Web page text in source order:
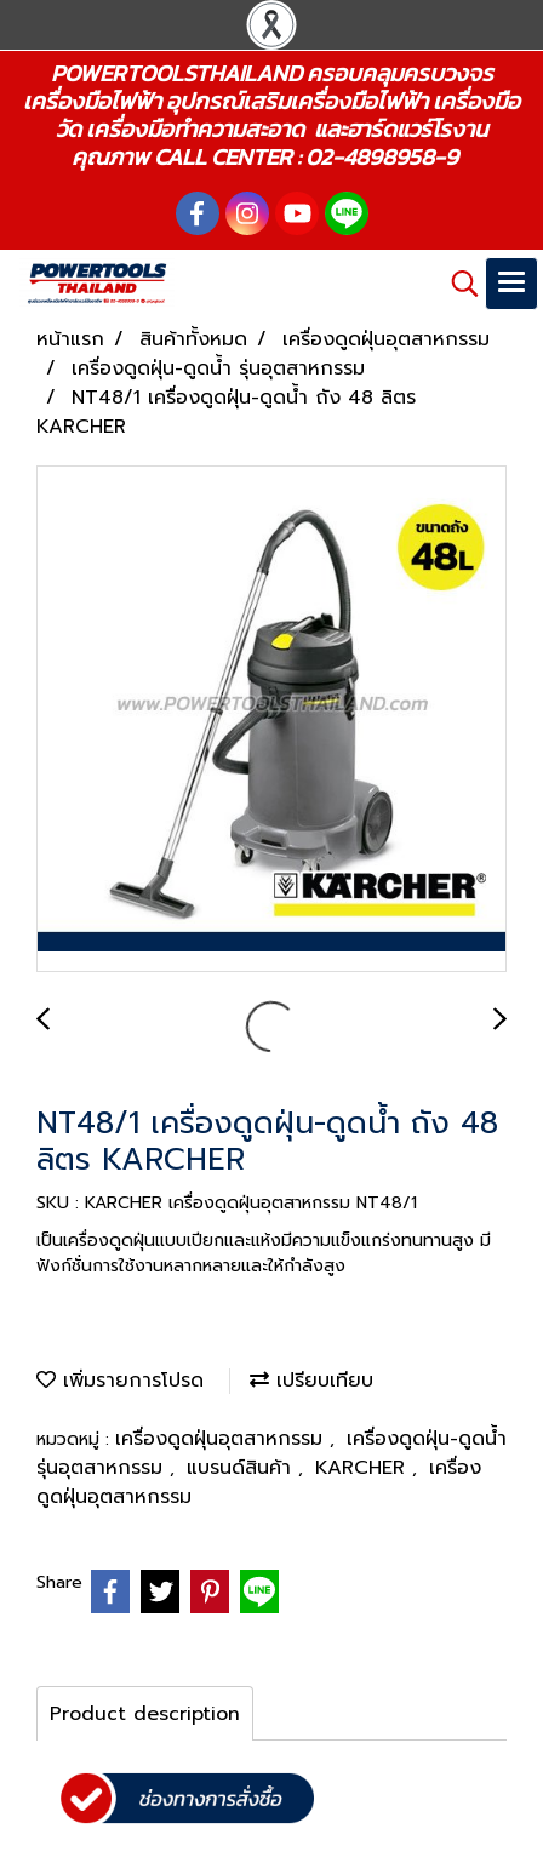
POWERTOOLSTHAILAND ครอบคลุมครบวงจร
เครื่องมือไฟฟ้า อุปกรณ์เสริมเครื่องมือไฟฟ้า เครื่องมือ
วัด เครื่องมือทำความสะอาด และฮาร์ดแวร์โรงาน
คุณภาพ CALL CENTER : 02-4898958-9
หน้าแรก สินค้าทั้งหมด
เครื่องดูดฝุ่นอุตสาหกรรม
เครื่องดูดฝุ่น-ดูดน้ำ รุ่นอุตสาหกรรม
NT48/1 เครื่องดูดฝุ่น-ดูดน้ำ ถัง 48 ลิตร
KARCHER
NT48/1 เครื่องดูดฝุ่น-ดูดน้ำ ถัง 48
ลิตร KARCHER
SKU : KARCHER เครื่องดูดฝุ่นอุตสาหกรรม NT48/1
เป็นเครื่องดูดฝุ่นแบบเปียกและแห้งมีความแข็งแกร่งทนทานสูง มี
ฟังก์ชั่นการใช้งานหลากหลายและให้กำลังสูง
เพิ่มรายการโปรด เปรียบเทียบ
หมวดหมู่ : เครื่องดูดฝุ่นอุตสาหกรรม , เครื่องดูดฝุ่น-ดูดน้ำ
รุ่นอุตสาหกรรม , แบรนด์สินค้า , KARCHER , เครื่อง
ดูดฝุ่นอุตสาหกรรม
Share
Product description